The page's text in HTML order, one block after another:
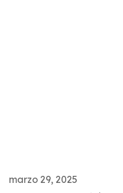
marzo 29, 2025